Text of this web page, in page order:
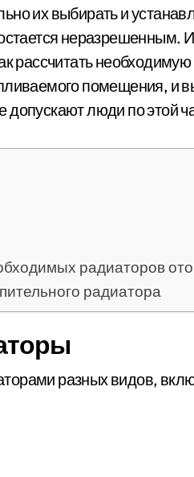
их выбирать и
неразрешенным.
рассчитать
помещения, и
люди по этой
радиаторов
радиатора
разных видов,